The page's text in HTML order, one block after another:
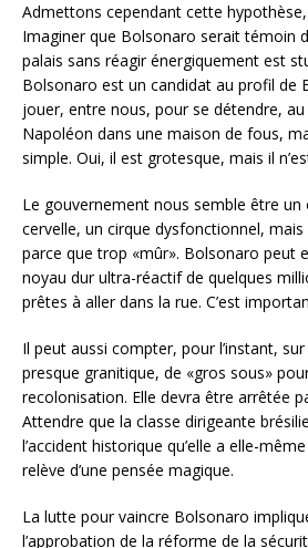
Admettons cependant cette
Imaginer que Bolsonaro serait témoin
palais sans réagir énergiquement est
Bolsonaro est un candidat au profil de
jouer, entre nous, pour se détendre, au
Napoléon dans une maison de fous,
simple. Oui, il est grotesque, mais il
Le gouvernement nous semble être un
cervelle, un cirque dysfonctionnel,
parce que trop «mûr». Bolsonaro peut
noyau dur ultra-réactif de quelques
prêtes à aller dans la rue. C’est
Il peut aussi compter, pour l’instant,
presque granitique, de «gros sous»
recolonisation. Elle devra être arrêtée
Attendre que la classe dirigeante
l’accident historique qu’elle a elle-
relève d’une pensée magique.
La lutte pour vaincre Bolsonaro
l’approbation de la réforme de la